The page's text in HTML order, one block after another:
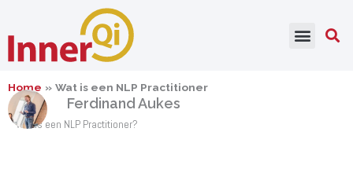
inhoud
Home Wat is een NLP Practitioner
Ferdinand Aukes
Wat is een NLP Practitioner?